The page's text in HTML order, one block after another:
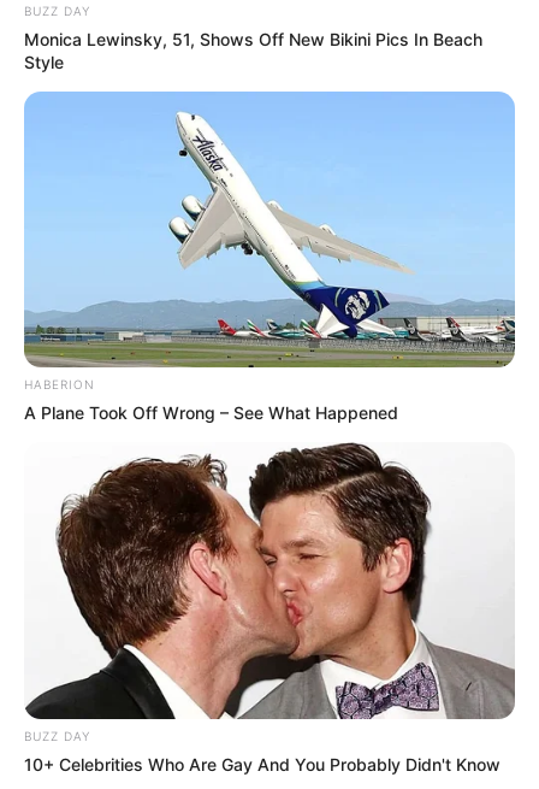
BUZZ DAY
Monica Lewinsky, 51, Shows Off New Bikini Pics In Beach
Style
HABERION
A Plane Took Off Wrong – See What Happened
BUZZ DAY
10+ Celebrities Who Are Gay And You Probably Didn't Know